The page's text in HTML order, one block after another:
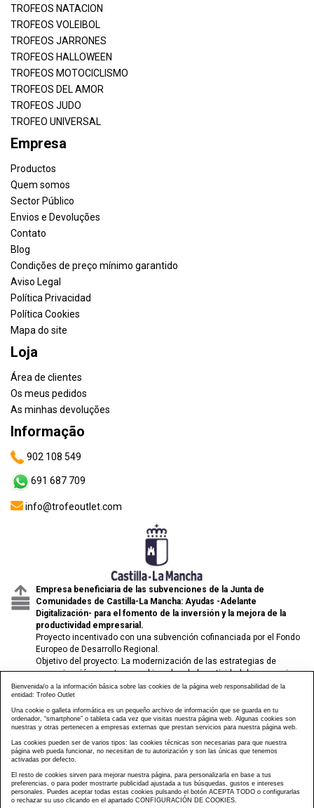
TROFEOS NATACION
TROFEOS VOLEIBOL
TROFEOS JARRONES
TROFEOS HALLOWEEN
TROFEOS MOTOCICLISMO
TROFEOS DEL AMOR
TROFEOS JUDO
TROFEO UNIVERSAL
Empresa
Productos
Quem somos
Sector Público
Envios e Devoluções
Contato
Blog
Condições de preço mínimo garantido
Aviso Legal
Política Privacidad
Política Cookies
Mapa do site
Loja
Área de clientes
Os meus pedidos
As minhas devoluções
Informação
902 108 549
691 687 709
info@trofeoutlet.com
Empresa beneficiaria de las subvenciones de la Junta de
Comunidades de Castilla-La Mancha: Ayudas -Adelante
Digitalización- para el fomento de la inversión y la mejora de la
productividad empresarial.
Proyecto incentivado con una subvención cofinanciada por el Fondo
Europeo de Desarrollo Regional.
Objetivo del proyecto: La modernización de las estrategias de
comunicación y venta para el impulso de la actividad de comercio
electrónico de las pymes.
Bienvenida/o a la información básica sobre las cookies de la página web responsabilidad de la
entidad: Trofeo Outlet
Una cookie o galleta informática es un pequeño archivo de información que se guarda en tu
ordenador, “smartphone” o tableta cada vez que visitas nuestra página web. Algunas cookies son
nuestras y otras pertenecen a empresas externas que prestan servicios para nuestra página web.
Las cookies pueden ser de varios tipos: las cookies técnicas son necesarias para que nuestra
página web pueda funcionar, no necesitan de tu autorización y son las únicas que tenemos
activadas por defecto.
El resto de cookies sirven para mejorar nuestra página, para personalizarla en base a tus
preferencias, o para poder mostrarte publicidad ajustada a tus búsquedas, gustos e intereses
personales. Puedes aceptar todas estas cookies pulsando el botón ACEPTA TODO o configurarlas
o rechazar su uso clicando en el apartado CONFIGURACIÓN DE COOKIES.